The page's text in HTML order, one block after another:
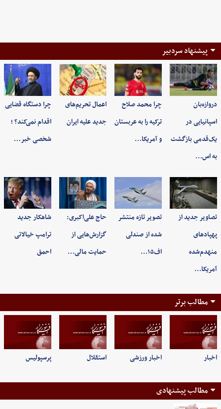
پیشنهاد سردبیر
دروازه‌بان
اسپانیایی در
یک‌قدمی بازگشت
به اس…
چرا محمد صلاح
ترکیه را به عربستان
و آمریکا…
اعمال تحریم‌های
جدید علیه ایران
چرا دستگاه قضایی
اقدام نمی‌کند؟ ؛
شخصی خبر…
تصاویر جدید از
پهپادهای
منهدم‌شده
آمریکا…
تصویر تازه منتشر
شده از صندلی
اف۱۵…
حاج علی‌اکبری:
گزارش‌هایی از
حمایت مالی…
شاهکار جدید
ترامپ خیالاتی
احمق
مطالب برتر
اخبار اخبار ورزشی استقلال پرسپولیس
مطالب پیشنهادی